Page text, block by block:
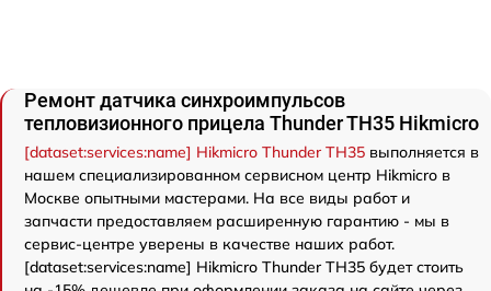
Ремонт датчика синхроимпульсов
тепловизионного прицела Thunder TH35 Hikmicro
[dataset:services:name] Hikmicro Thunder TH35 выполняется в
нашем специализированном сервисном центр Hikmicro в
Москве опытными мастерами. На все виды работ и
запчасти предоставляем расширенную гарантию - мы в
сервис-центре уверены в качестве наших работ.
[dataset:services:name] Hikmicro Thunder TH35 будет стоить